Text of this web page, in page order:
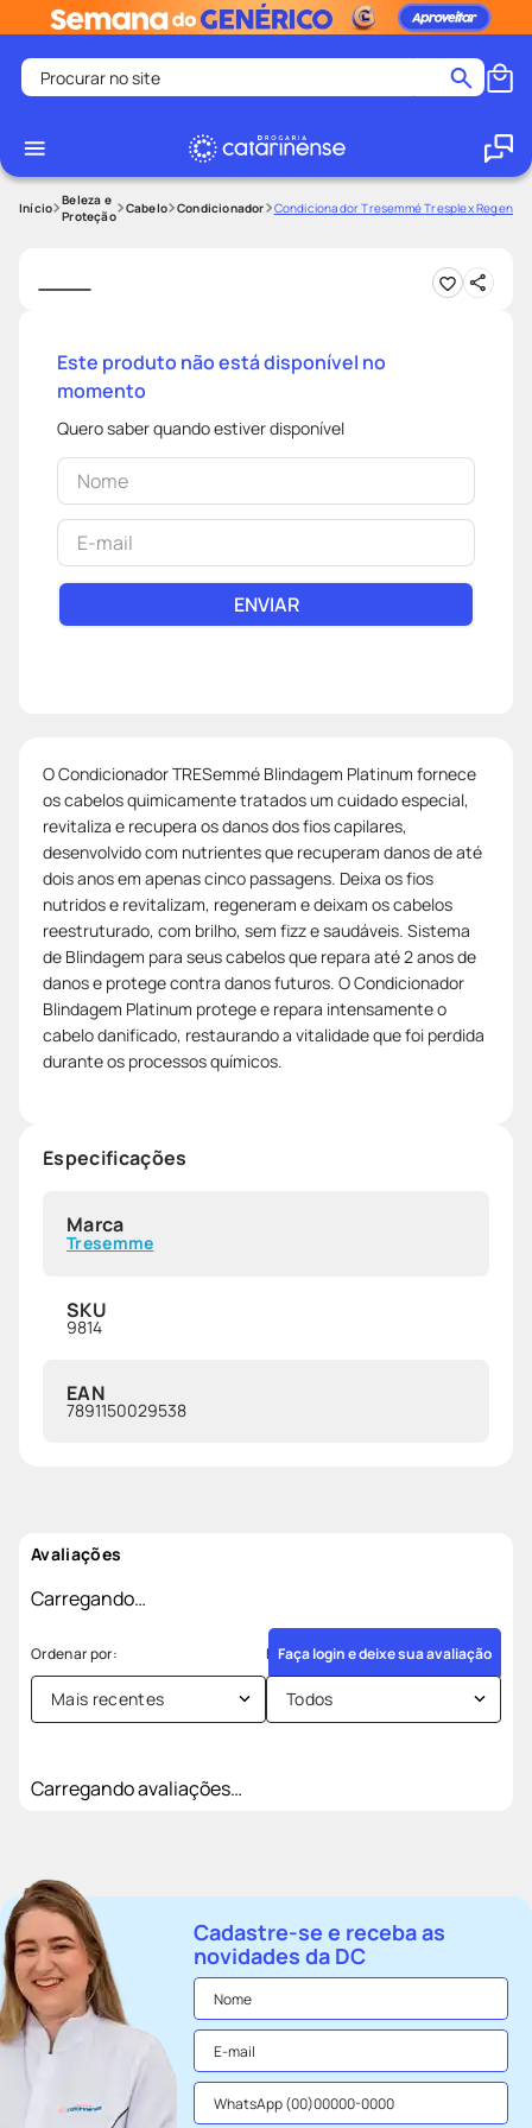
Procurar no site
1
2 º
medley
tadalafila
lenço umedecido
sabonete liquido
desodorante
º protetor solar
Beleza e
Proteção Cabelo Condicionador Condicionador Tresemmé Tresplex
Este produto não está disponível no
momento
Quero saber quando estiver disponível
ENVIAR
O Condicionador TRESemmé Blindagem Platinum fornece
os cabelos quimicamente tratados um cuidado especial,
revitaliza e recupera os danos dos fios capilares,
desenvolvido com nutrientes que recuperam danos de até
dois anos em apenas cinco passagens. Deixa os fios
nutridos e revitalizam, regeneram e deixam os cabelos
reestruturado, com brilho, sem fizz e saudáveis. Sistema
de Blindagem para seus cabelos que repara até 2 anos de
danos e protege contra danos futuros. O Condicionador
Blindagem Platinum protege e repara intensamente o
cabelo danificado, restaurando a vitalidade que foi perdida
durante os processos químicos.
Especificações
Marca
Tresemme
SKU
9814
EAN
7891150029538
Avaliações
Carregando…
Faça login e deixe sua avaliação
Mais recentes Todos
Carregando avaliações…
Cadastre-se e receba as
novidades da DC